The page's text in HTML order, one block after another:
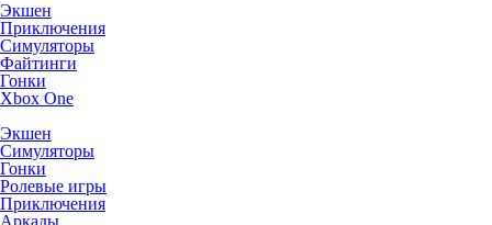
Экшен
Приключения
Симуляторы
Файтинги
Гонки
Xbox One
Экшен
Симуляторы
Гонки
Ролевые игры
Приключения
Аркады